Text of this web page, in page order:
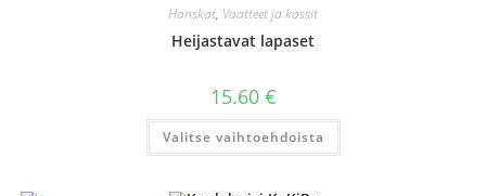
Hanskat, Vaatteet ja kassit
Heijastavat lapaset
15.60 €
Valitse vaihtoehdoista
Tällä
on